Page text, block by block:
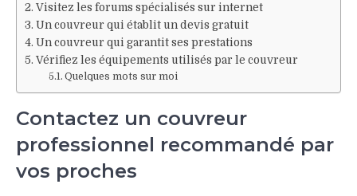
Visitez les forums spécialisés sur internet
Un couvreur qui établit un devis gratuit
Un couvreur qui garantit ses prestations
Vérifiez les équipements utilisés par le couvreur
Quelques mots sur moi
Contactez un couvreur
professionnel recommandé par
vos proches